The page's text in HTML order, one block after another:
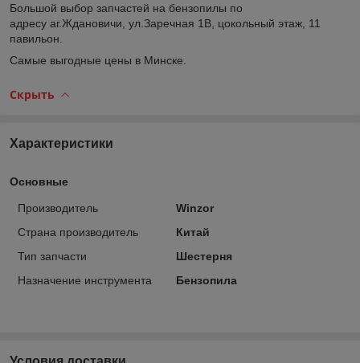
Большой выбор запчастей на бензопилы по
адресу аг.Ждановичи, ул.Заречная 1В, цокольный этаж, 11
павильон.
Самые выгодные цены в Минске.
Скрыть
Характеристики
Основные
Производитель
Winzor
Страна производитель
Китай
Тип запчасти
Шестерня
Назначение инструмента
Бензопила